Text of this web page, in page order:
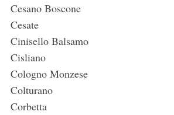
Cesano Boscone
Cesate
Cinisello Balsamo
Cisliano
Cologno Monzese
Colturano
Corbetta